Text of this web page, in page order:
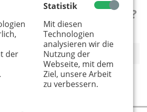
der
Statistik
Mit diesen
Technologien
analysieren wir die
Nutzung der
Webseite, mit dem
Ziel, unsere Arbeit
zu verbessern.
Passwort vergessen?
*
anfordern